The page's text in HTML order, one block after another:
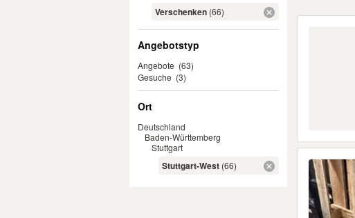
Verschenken (66)
Angebotstyp
Angebote (63)
Gesuche (3)
Ort
Deutschland
Baden-Württemberg
Stuttgart
Stuttgart-West (66)